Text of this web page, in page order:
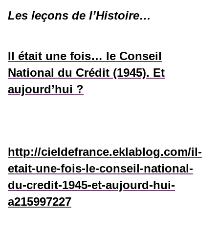
Les leçons de l’Histoire…
Il était une fois… le Conseil
National du Crédit (1945). Et
aujourd’hui ?
http://cieldefrance.eklablog.com/il-
etait-une-fois-le-conseil-national-
du-credit-1945-et-aujourd-hui-
a215997227